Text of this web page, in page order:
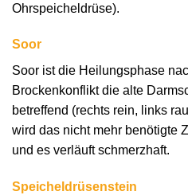
Ohrspeicheldrüse).
Soor
Soor ist die Heilungsphase
Brockenkonflikt die alte
betreffend (rechts rein, links
wird das nicht mehr benötigte
und es verläuft schmerzhaft.
Speicheldrüsenstein